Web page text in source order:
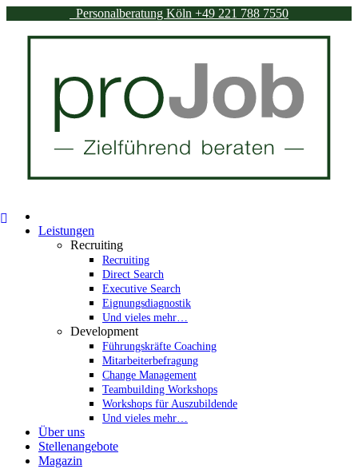
Personalberatung Köln +49 221 788 7550
Leistungen
Recruiting
Recruiting
Direct Search
Executive Search
Eignungsdiagnostik
Und vieles mehr…
Development
Führungskräfte Coaching
Mitarbeiterbefragung
Change Management
Teambuilding Workshops
Workshops für Auszubildende
Und vieles mehr…
Über uns
Stellenangebote
Magazin